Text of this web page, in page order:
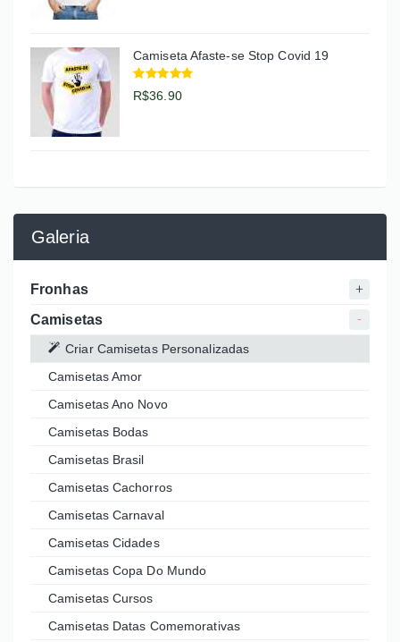
Camiseta Afaste-se Stop Covid 19
R$36.90
Galeria
Fronhas
Camisetas
Criar Camisetas Personalizadas
Camisetas Amor
Camisetas Ano Novo
Camisetas Bodas
Camisetas Brasil
Camisetas Cachorros
Camisetas Carnaval
Camisetas Cidades
Camisetas Copa Do Mundo
Camisetas Cursos
Camisetas Datas Comemorativas